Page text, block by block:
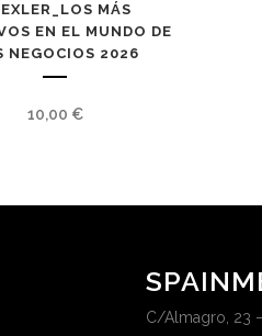
MÁS
EN EL MUNDO DE
NEGOCIOS 2026
10,00 €
C/Almagro, 23